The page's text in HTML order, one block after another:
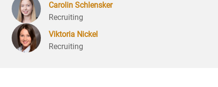
Carolin Schlensker
Recruiting
Viktoria Nickel
Recruiting